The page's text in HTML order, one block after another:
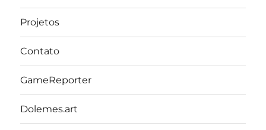
Projetos
Contato
GameReporter
Dolemes.art